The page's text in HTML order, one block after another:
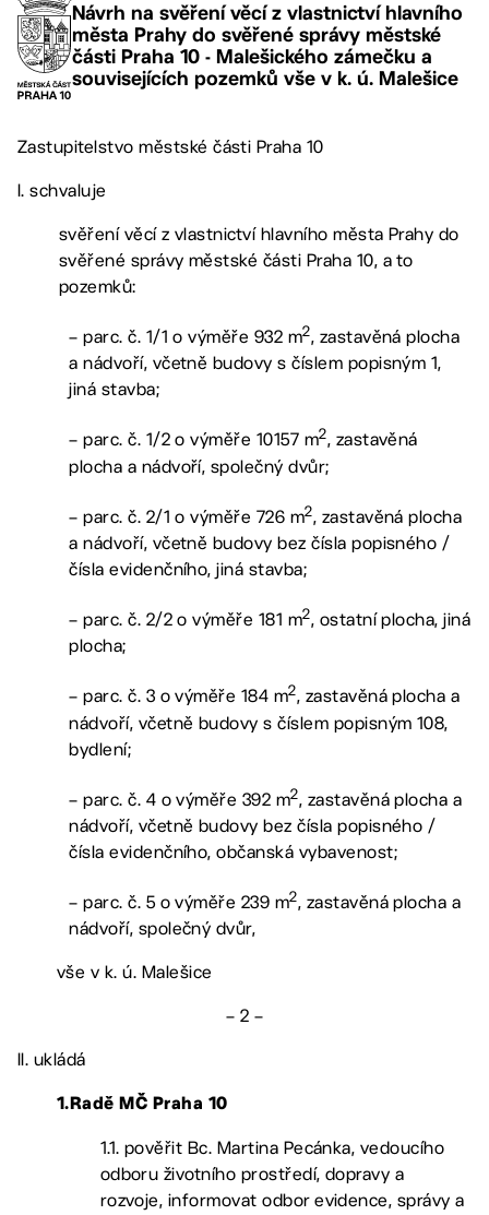
Návrh na svěření věcí z vlastnictví hlavního
města Prahy do svěřené správy městské
části Praha 10 - Malešického zámečku a
souvisejících pozemků vše v k. ú. Malešice
Zastupitelstvo městské části Praha 10
I. schvaluje
svěření věcí z vlastnictví hlavního města Prahy do
svěřené správy městské části Praha 10, a to
pozemků:
– parc. č. 1/1 o výměře 932 m2, zastavěná plocha
a nádvoří, včetně budovy s číslem popisným 1,
jiná stavba;
– parc. č. 1/2 o výměře 10157 m2, zastavěná
plocha a nádvoří, společný dvůr;
– parc. č. 2/1 o výměře 726 m2, zastavěná plocha
a nádvoří, včetně budovy bez čísla popisného /
čísla evidenčního, jiná stavba;
– parc. č. 2/2 o výměře 181 m2, ostatní plocha, jiná
plocha;
– parc. č. 3 o výměře 184 m2, zastavěná plocha a
nádvoří, včetně budovy s číslem popisným 108,
bydlení;
– parc. č. 4 o výměře 392 m2, zastavěná plocha a
nádvoří, včetně budovy bez čísla popisného /
čísla evidenčního, občanská vybavenost;
– parc. č. 5 o výměře 239 m2, zastavěná plocha a
nádvoří, společný dvůr,
vše v k. ú. Malešice
– 2 –
II. ukládá
1. Radě MČ Praha 10
1.1. pověřit Bc. Martina Pecánka, vedoucího
odboru životního prostředí, dopravy a
rozvoje, informovat odbor evidence, správy a